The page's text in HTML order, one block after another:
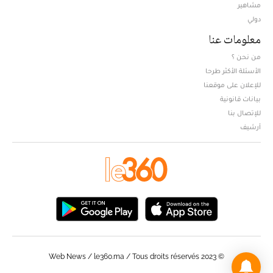
مشاهير
دولي
معلومات عنا
من نحن ؟
الأسئلة الأكثر طرحا
للإعلان على موقعنا
بيانات قانونية
للإتصال بنا
أرشيف
© Web News / le360.ma / Tous droits réservés 2023